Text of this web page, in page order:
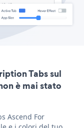
Tabs sul
è mai stato
Ascend For